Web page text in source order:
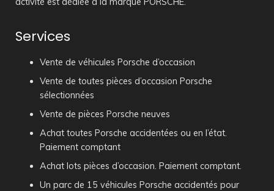
Services
Vente de véhicules Porsche d’occasion
Vente de toutes pièces d’occasion Porsche
sélectionnées
Vente de pièces Porsche neuves
Achat toutes Porsche accidentées ou en l’état.
Paiement comptant
Achat lots pièces d’occasion. Paiement comptant.
Un parc de 15 véhicules Porsche accidentés pour